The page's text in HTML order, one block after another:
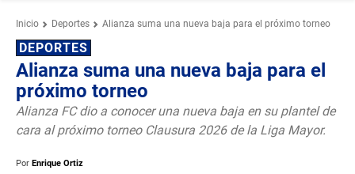
Inicio Deportes Alianza suma una nueva baja para el próximo torneo
DEPORTES
Alianza suma una nueva baja para el
próximo torneo
Alianza FC dio a conocer una nueva baja en su plantel de
cara al próximo torneo Clausura 2026 de la Liga Mayor.
Por Enrique Ortiz